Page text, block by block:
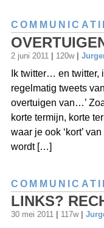
2 juni 2011 | 120w |
Ik twitter… en twitter,
regelmatig tweets
overtuigen van…’
korte termijn, korte
waar je ook ‘kort’
wordt […]
LINKS?
30 mei 2011 117w